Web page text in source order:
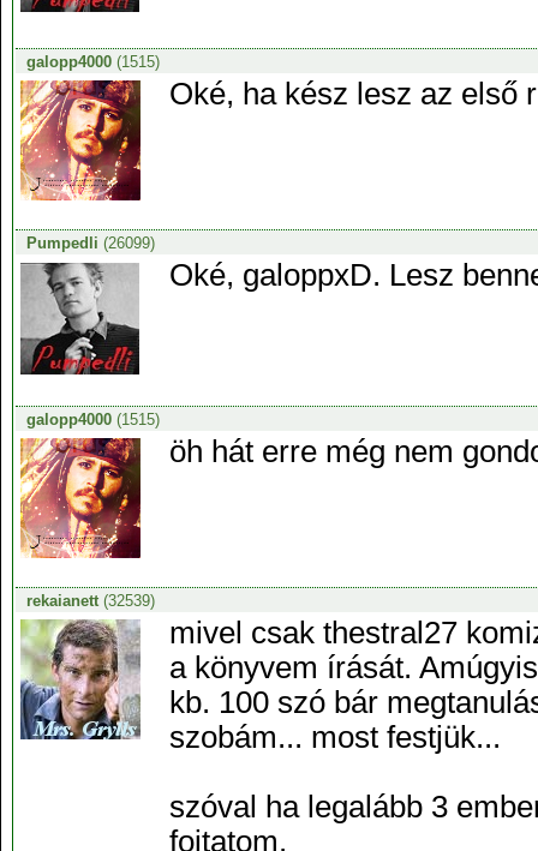
galopp4000(1515)
Oké, ha kész lesz az első
Pumpedli (26099)
Oké, galoppxD. Lesz
galopp4000(1515)
öh hát erre még nem
rekaianett(32539)
mivel csak thestral27
a könyvem írását.
kb. 100 szó bár
szobám... most festjük...
szóval ha legalább 3
fojtatom.